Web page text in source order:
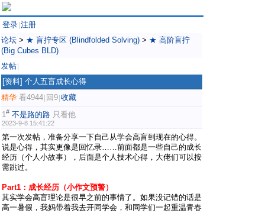
登录 注册
论坛 > ★ 盲拧专区 (Blindfolded Solving) > ★ 高阶盲拧
(Big Cubes BLD)
发帖
[资料] 个人五盲成长心得
精华 看4944 回9 收藏
1# 不是路的路 只看他
2023-9-8 15:41:22
第一次发帖，准备分享一下自己从学会高盲到现在的心得。
说是心得，其实更像是回忆录……前面都是一些自己的成长
经历（个人小故事），后面是个人技术心得，大佬们可以按
需跳过。
Part1：成长经历（小作文预警）
其实学会高盲理论是很早之前的事情了。如果没记错的话是
高一暑假，我妈带着我去开同学会，和同学们一起重温青春